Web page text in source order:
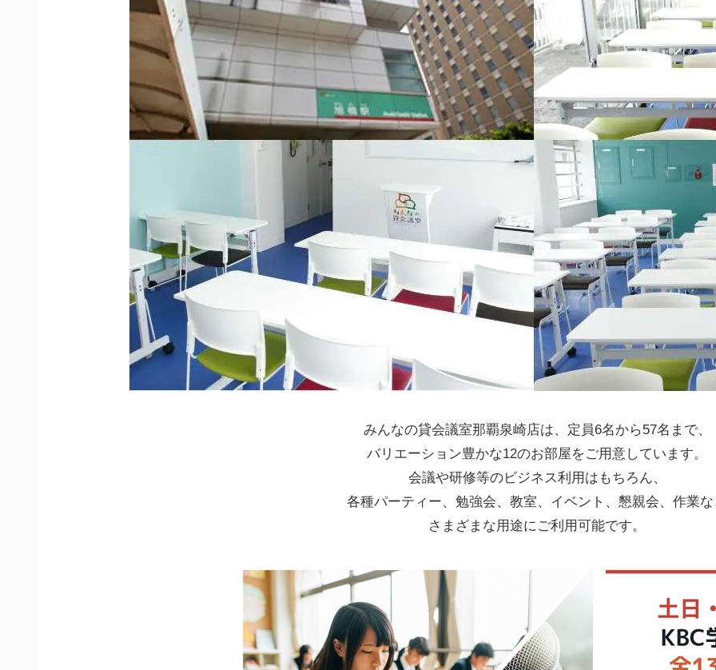
みんなの貸会議室那覇泉崎店は、定員6名から57名まで、
バリエーション豊かな12のお部屋をご用意しています。
会議や研修等のビジネス利用はもちろん、
各種パーティー、勉強会、教室、イベント、懇親会、作業
さまざまな用途にご利用可能です。